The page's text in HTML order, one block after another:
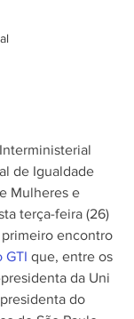
de Igualdade
Mulheres e
terça-feira (26)
encontro
GTI que, entre os
da Uni
do